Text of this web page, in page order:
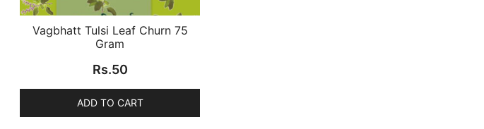
Vagbhatt Tulsi Leaf Churn 75
Gram
Rs.50
ADD TO CART